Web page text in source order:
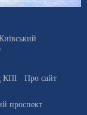
КПІ
Про сайт
проспект